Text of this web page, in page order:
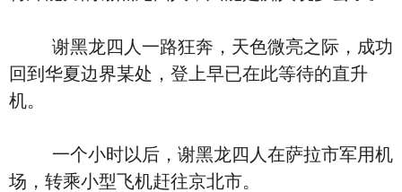
谢黑龙四人一路狂奔，天色微亮之际，成功
回到华夏边界某处，登上早已在此等待的直升
机。
一个小时以后，谢黑龙四人在萨拉市军用机
场，转乘小型飞机赶往京北市。